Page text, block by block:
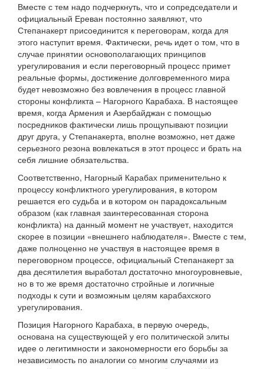
Вместе с тем надо подчеркнуть, что и сопредседатели и
официальный Ереван постоянно заявляют, что
Степанакерт присоединится к переговорам, когда для
этого наступит время. Фактически, речь идет о том, что в
случае принятии основополагающих принципов
урегулирования и если переговорный процесс примет
реальные формы, достижение долговременного мира
будет невозможно без вовлечения в процесс главной
стороны конфликта – Нагорного Карабаха. В настоящее
время, когда Армения и Азербайджан с помощью
посредников фактически лишь прощупывают позиции
друг друга, у Степанакерта, вполне возможно, нет даже
серьезного резона вовлекаться в этот процесс и брать на
себя лишние обязательства.
Соответственно, Нагорный Карабах применительно к
процессу конфликтного урегулирования, в котором
решается его судьба и в котором он парадоксальным
образом (как главная заинтересованная сторона
конфликта) на данный момент не участвует, находится
скорее в позиции «внешнего наблюдателя». Вместе с тем,
даже полноценно не участвуя в настоящее время в
переговорном процессе, официальный Степанакерт за
два десятилетия выработал достаточно многоуровневые,
но в то же время достаточно стройные и логичные
подходы к сути и возможным целям карабахского
урегулирования.
Позиция Нагорного Карабаха, в первую очередь,
основана на существующей у его политической элиты
идее о легитимности и закономерности его борьбы за
независимость по аналогии со многим случаями из